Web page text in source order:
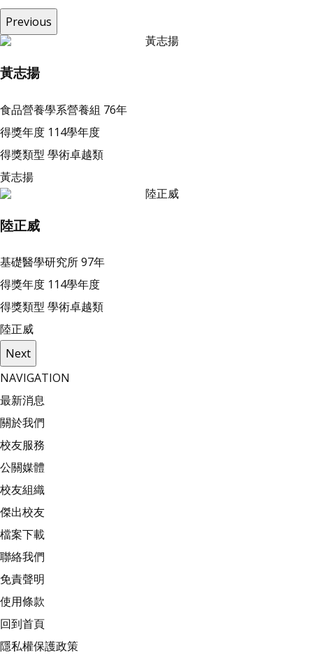
Previous
黃志揚
食品營養學系營養組 76年
得獎年度 114學年度
得獎類型 學術卓越類
黃志揚
陸正威
基礎醫學研究所97年
得獎年度 114學年度
得獎類型 學術卓越類
陸正威
Next
NAVIGATION
最新消息
關於我們
校友服務
公關媒體
校友組織
傑出校友
檔案下載
聯絡我們
免責聲明
使用條款
回到首頁
隱私權保護政策